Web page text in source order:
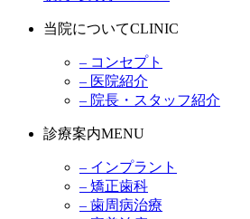
当院についてCLINIC
– コンセプト
– 医院紹介
– 院長・スタッフ紹介
診療案内MENU
– インプラント
– 矯正歯科
– 歯周病治療